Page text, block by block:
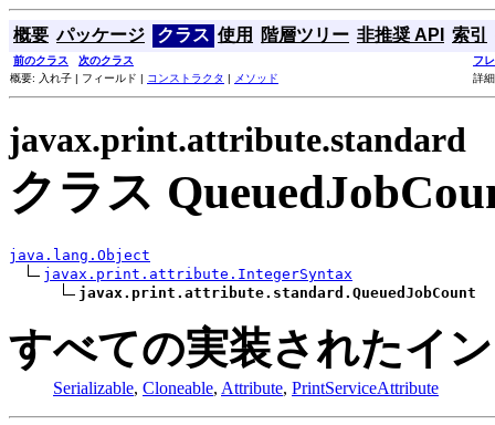
概要 パッケージ クラス 使用 階層ツリー 非推奨 API 索引
前のクラス 次のクラス
フ
概要: 入れ子 | フィールド | コンストラクタ | メソッド 詳
javax.print.attribute.standard
クラス
java.lang.Object
javax.print.attribute.IntegerSyntax
javax.print.attribute.standard.QueuedJobCount
すべての実装されたイ
Serializable, Cloneable, Attribute, PrintServiceAttribute